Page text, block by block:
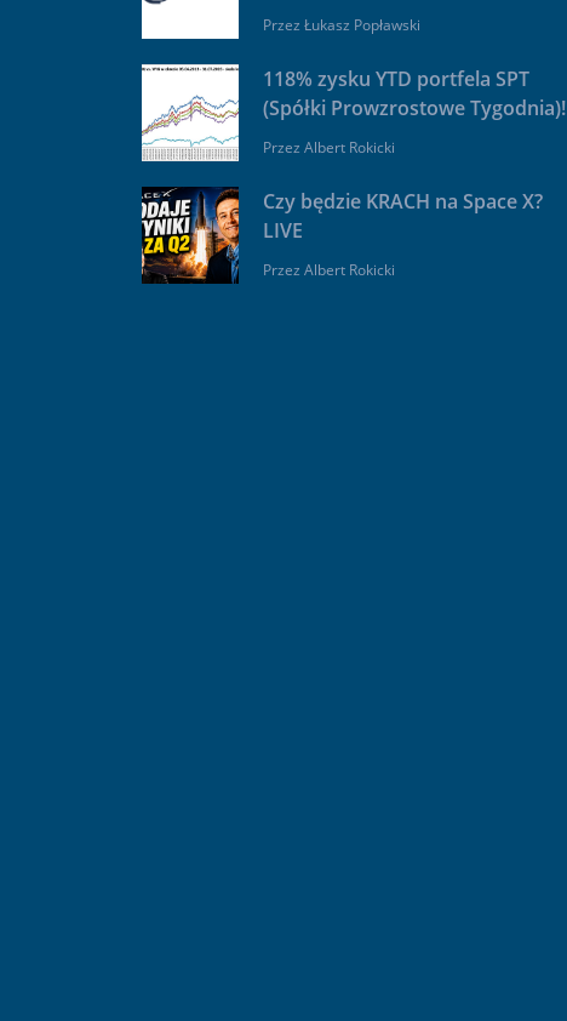
Przez Łukasz Popławski
118% zysku YTD portfela SPT
(Spółki Prowzrostowe Tygodnia)!
Przez Albert Rokicki
Czy będzie KRACH na Space X?
LIVE
Przez Albert Rokicki